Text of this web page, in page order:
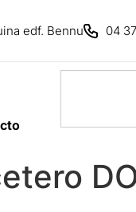
edf. Bennu 04